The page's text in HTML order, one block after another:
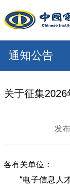
通知公告
关于征集
发
各有关单位：
“电子信息人